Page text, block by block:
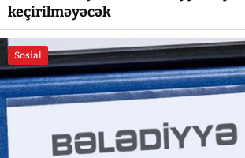
keçirilməyəcək
Sosial